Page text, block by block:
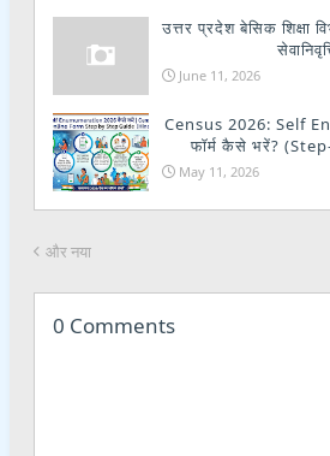
उत्तर प्रदेश बेसिक शिक्षा
June 11, 2026
Census 2026: Self
फॉर्म कैसे भरें?
May 11, 2026
और नया
0 Comments